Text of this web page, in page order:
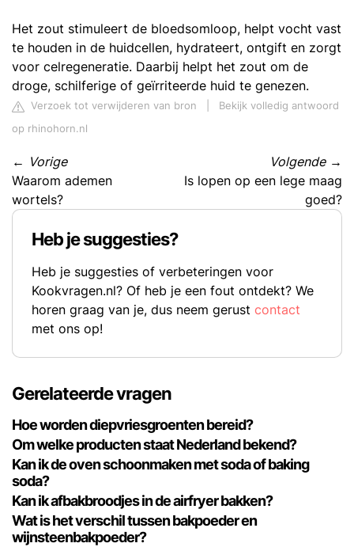
Het zout stimuleert de bloedsomloop, helpt vocht vast
te houden in de huidcellen, hydrateert, ontgift en zorgt
voor celregeneratie. Daarbij helpt het zout om de
droge, schilferige of geïrriteerde huid te genezen.
Verzoek tot verwijderen van bron
Bekijk volledig antwoord
op rhinohorn.nl
← Vorige
Waarom ademen
wortels?
Volgende→
Is lopen op een lege maag
goed?
Heb je suggesties?
Heb je suggesties of verbeteringen voor
Kookvragen.nl? Of heb je een fout ontdekt? We
horen graag van je, dus neem gerust contact
met ons op!
Gerelateerde vragen
Hoe worden diepvriesgroenten bereid?
Om welke producten staat Nederland bekend?
Kan ik de oven schoonmaken met soda of baking
soda?
Kan ik afbakbroodjes in de airfryer bakken?
Wat is het verschil tussen bakpoeder en
wijnsteenbakpoeder?